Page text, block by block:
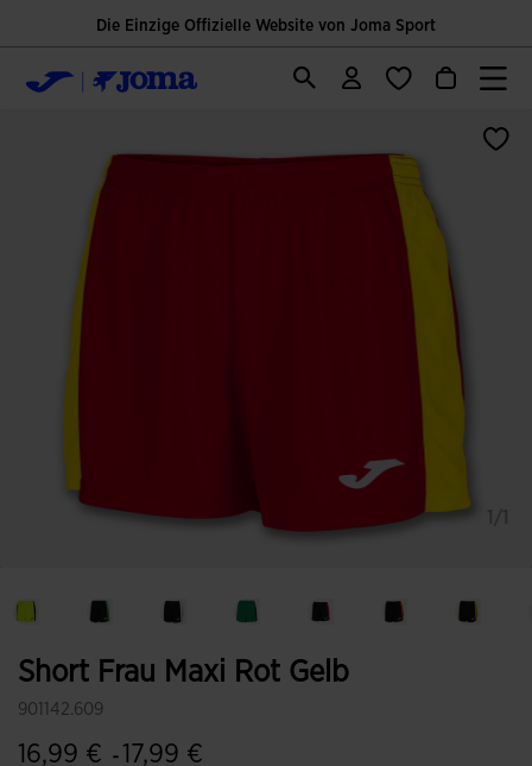
Die Einzige Offizielle Website von Joma Sport
Short Frau Maxi Rot Gelb
901142.609
16,99 € - 17,99 €